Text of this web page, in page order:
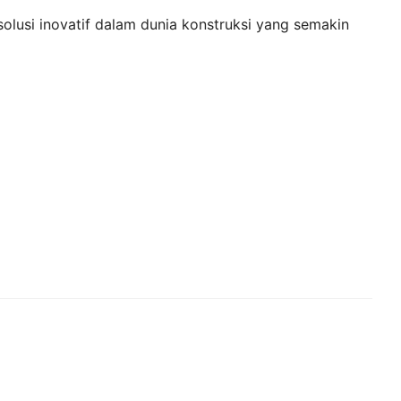
inovatif dalam dunia konstruksi yang semakin